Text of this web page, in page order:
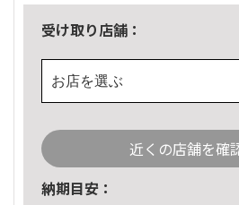
受け取り店舗：
お店を選ぶ
近くの店舗を確
納期目安：